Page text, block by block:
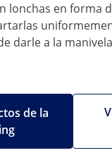
lonchas en
darle a la
de la